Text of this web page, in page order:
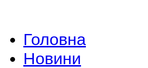
Головна
Новини